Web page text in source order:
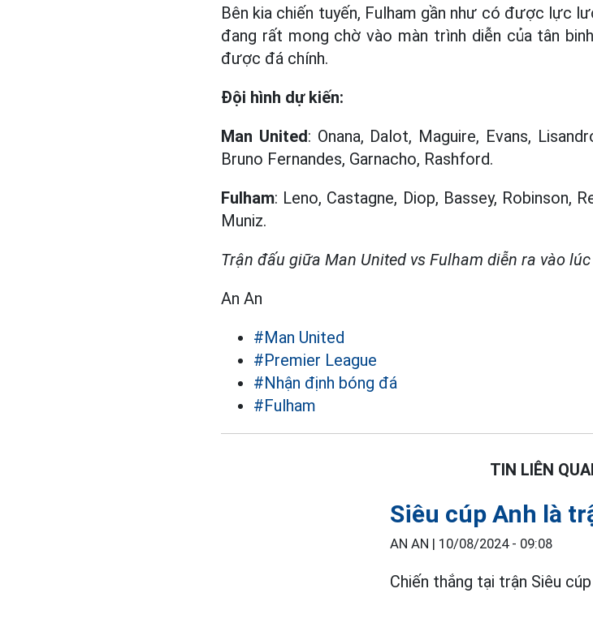
Bên kia chiến tuyến, Fulham gần như có được lực
đang rất mong chờ vào màn trình diễn của tân
được đá chính.
Đội hình dự kiến:
Man United: Onana, Dalot, Maguire, Evans,
Bruno Fernandes, Garnacho, Rashford.
Fulham: Leno, Castagne, Diop, Bassey, Robinson,
Muniz.
Trận đấu giữa Man United vs Fulham diễn ra vào
An An
#Man United
#Premier League
#Nhận định bóng đá
#Fulham
TIN LIÊN
Siêu cúp Anh là
AN AN | 10/08/2024 - 09:08
Chiến thắng tại trận Siêu